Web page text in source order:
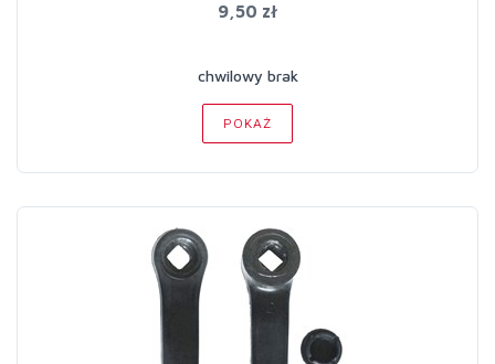
9,50 zł
chwilowy brak
POKAŻ